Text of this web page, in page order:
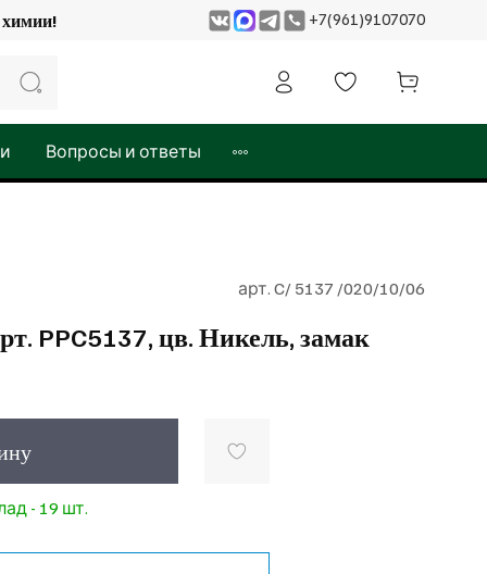
химии! +7(961)9107070
Вопросы и ответы
арт. C/ 5137 /020/10/06
PPC5137, цв. Никель, замак
- 19 шт.